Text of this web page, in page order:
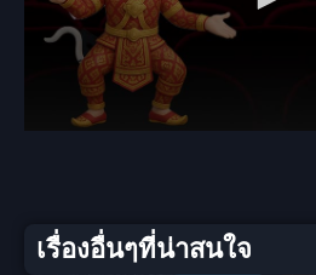
เรื่องอื่นๆที่น่าสนใจ